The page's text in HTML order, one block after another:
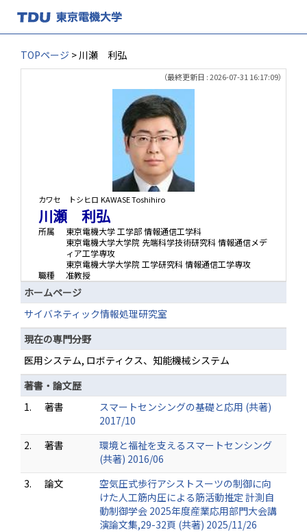
TOPページ > 川瀬 利弘
（最終更新日 : 2026-07-31 16:17:09）
カワセ トシヒロ KAWASE Toshihiro
川瀬 利弘
所属
東京電機大学 工学部 情報通信工学科
東京電機大学大学院 先端科学技術研究科 情報通信メデ
ィア工学専攻
東京電機大学大学院 工学研究科 情報通信工学専攻
職種
准教授
ホームページ
サイバネティック情報処理研究室
現在の専門分野
医用システム, ロボティクス、知能機械システム
著書・論文歴
1.
著書
スマートセンシングの基礎と応用 (共著)
2017/10
2.
著書
環境と福祉を支えるスマートセンシング
(共著) 2016/06
3.
論文
空気圧式歩行アシストスーツの制御に向
けた人工筋内圧による筋活動推定 計測自
動制御学会 2025年度産業応用部門大会講
演論文集,29-32頁 (共著) 2025/11/26